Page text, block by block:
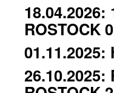
ROSTOCK
01.11.2025: